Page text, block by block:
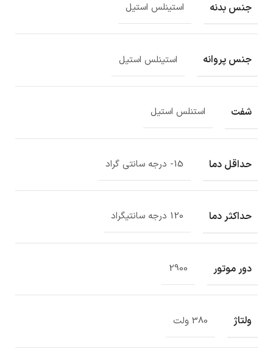
جنس بدنه استینلس استیل
جنس پروانه استینلس استیل
شفت استنلس استیل
حداقل دما 15- درجه سانتی گراد
حداکثر دما 120 درجه سانتیگراد
دور موتور 2900
ولتاژ 380 ولت